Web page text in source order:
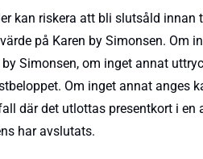
kan riskera att bli slutsåld innan
på Karen by Simonsen. Om
Simonsen, om inget annat
Om inget annat anges
där det utlottas presentkort i en
har avslutats.